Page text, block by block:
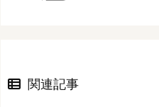
関連記事